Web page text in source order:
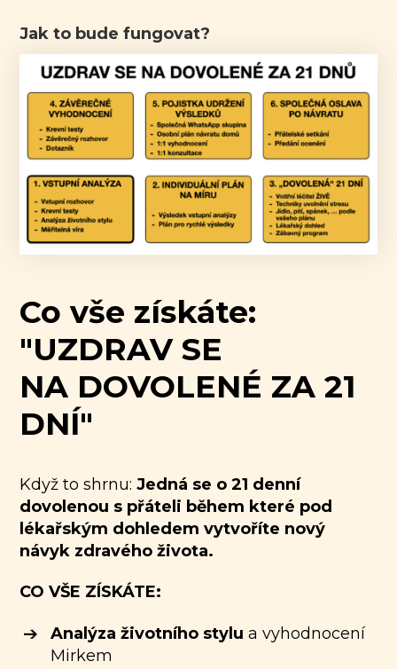
Jak to bude fungovat?
Co vše získáte:
"UZDRAV SE
NA DOVOLENÉ ZA 21
DNÍ"
Když to shrnu:Jedná se o 21 denní
dovolenou s přáteli během které pod
lékařským dohledem vytvoříte nový
návyk zdravého života.
CO VŠE ZÍSKÁTE:
Analýza životního stylu a vyhodnocení
Mirkem